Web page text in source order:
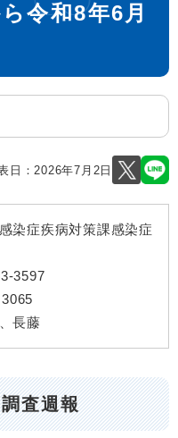
令和8年6月
日：2026年7月2日
染症疾病対策課感染症
3597
長藤
査週報